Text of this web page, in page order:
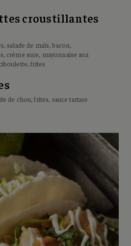
croustillantes
salade de maïs, bacon,
crème sure, mayonnaise aux
frites
de chou, frites, sauce tartare